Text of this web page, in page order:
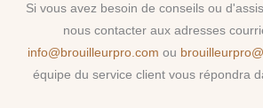
Si vous avez besoin de conseils ou
nous contacter aux adresses
info@brouilleurpro.com ou
équipe du service client vous répondra